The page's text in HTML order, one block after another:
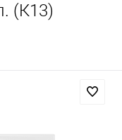
(К13)